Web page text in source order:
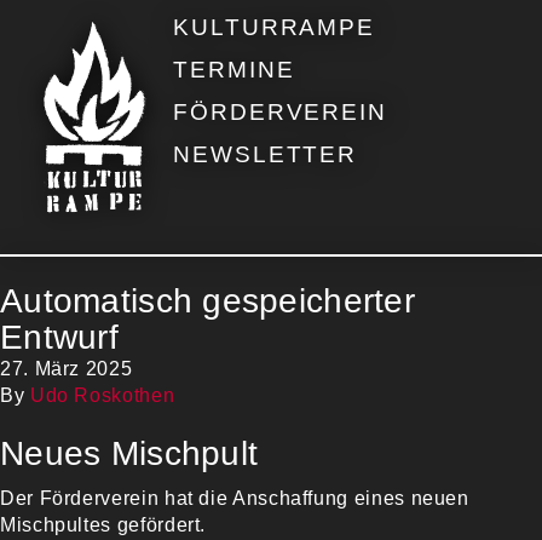
KULTURRAMPE
TERMINE
FÖRDERVEREIN
NEWSLETTER
Automatisch gespeicherter
Entwurf
27. März 2025
By Udo Roskothen
Neues Mischpult
Der Förderverein hat die Anschaffung eines neuen
Mischpultes gefördert.